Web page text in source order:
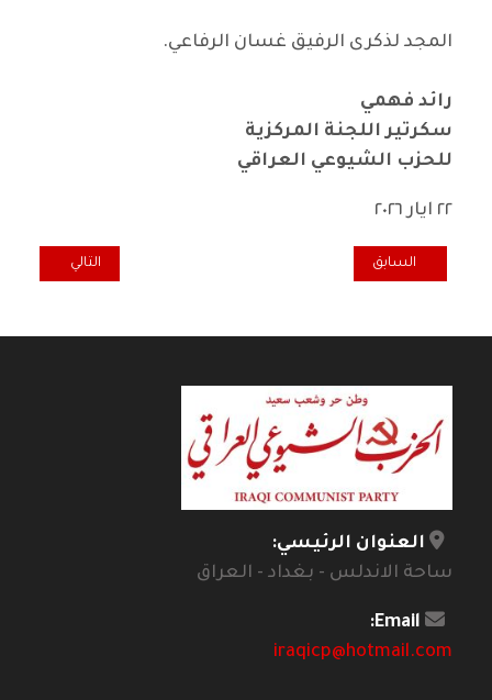
المجد لذكرى الرفيق غسان الرفاعي.
رائد فهمي
سكرتير اللجنة المركزية
للحزب الشيوعي العراقي
٢٢ ايار ٢٠٢٦
المقال السابق: الدكتور غالب العاني .. وداعاً
السابق المقال التالي:
التالي
العنوان الرئيسي:
ساحة الاندلس - بغداد - العراق
Email:
iraqicp@hotmail.com